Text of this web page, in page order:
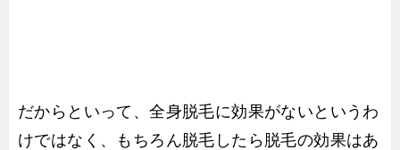
だからといって、全身脱毛に効果がないというわ
けではなく、もちろん脱毛したら脱毛の効果はあ